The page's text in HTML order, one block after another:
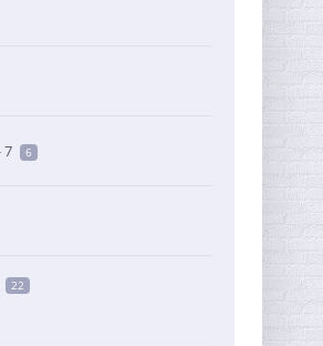
7 6
22